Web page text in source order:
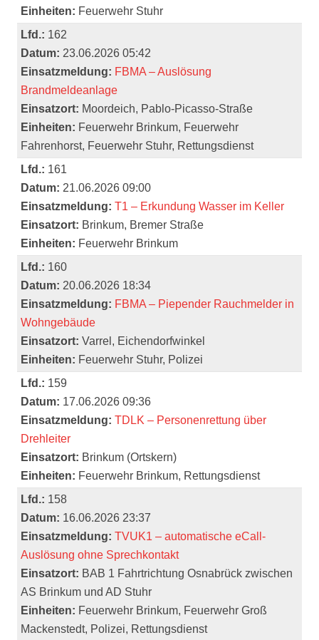
Einheiten: Feuerwehr Stuhr
Lfd.: 162
Datum: 23.06.2026 05:42
Einsatzmeldung: FBMA – Auslösung
Brandmeldeanlage
Einsatzort: Moordeich, Pablo-Picasso-Straße
Einheiten: Feuerwehr Brinkum, Feuerwehr
Fahrenhorst, Feuerwehr Stuhr, Rettungsdienst
Lfd.: 161
Datum: 21.06.2026 09:00
Einsatzmeldung: T1 – Erkundung Wasser im Keller
Einsatzort: Brinkum, Bremer Straße
Einheiten: Feuerwehr Brinkum
Lfd.: 160
Datum: 20.06.2026 18:34
Einsatzmeldung: FBMA – Piepender Rauchmelder in
Wohngebäude
Einsatzort: Varrel, Eichendorfwinkel
Einheiten: Feuerwehr Stuhr, Polizei
Lfd.: 159
Datum: 17.06.2026 09:36
Einsatzmeldung: TDLK – Personenrettung über
Drehleiter
Einsatzort: Brinkum (Ortskern)
Einheiten: Feuerwehr Brinkum, Rettungsdienst
Lfd.: 158
Datum: 16.06.2026 23:37
Einsatzmeldung: TVUK1 – automatische eCall-
Auslösung ohne Sprechkontakt
Einsatzort: BAB 1 Fahrtrichtung Osnabrück zwischen
AS Brinkum und AD Stuhr
Einheiten: Feuerwehr Brinkum, Feuerwehr Groß
Mackenstedt, Polizei, Rettungsdienst